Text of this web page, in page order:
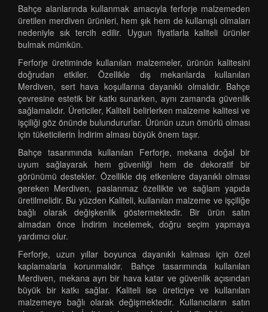
Bahçe alanlarında kullanmak amacıyla ferforje malzemeden
üretilen merdiven ürünleri, hem şık hem de kullanışlı olmaları
nedeniyle sık tercih edilir. Uygun fiyatlarla kaliteli ürünler
bulmak mümkün.
Ferforje üretiminde kullanılan malzemeler, ürünün kalitesini
doğrudan etkiler. Özellikle dış mekanlarda kullanılan
Merdiven, sert hava koşullarına dayanıklı olmalıdır. Bahçe
çevresine estetik bir katkı sunarken, aynı zamanda güvenlik
sağlamalıdır. Üreticiler, Kaliteli belirlerken malzeme kalitesi ve
işçiliği göz önünde bulundururlar. Ürünün uzun ömürlü olması
için tüketicilerin İndirim alması büyük önem taşır.
Bahçe tasarımında kullanılan Ferforje, mekana doğal bir
uyum sağlayarak hem güvenliği hem de dekoratif bir
görünümü destekler. Özellikle dış etkenlere dayanıklı olması
gereken Merdiven, paslanmaz özellikte ve sağlam yapıda
üretilmelidir. Bu yüzden Kaliteli, kullanılan malzeme ve işçiliğe
bağlı olarak değişkenlik göstermektedir. Bir ürün satın
almadan önce İndirim incelemek, doğru seçim yapmaya
yardımcı olur.
Ferforje, uzun yıllar boyunca dayanıklı kalması için özel
kaplamalarla korunmalıdır. Bahçe tasarımında kullanılan
Merdiven, mekana ayrı bir hava katar ve güvenlik açısından
büyük bir katkı sağlar. Kaliteli ise üreticiye ve kullanılan
malzemeye bağlı olarak değişmektedir. Kullanıcıların satın